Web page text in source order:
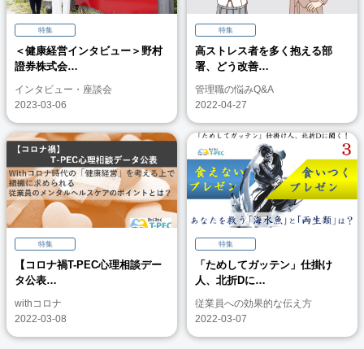
特集
＜健康経営インタビュー＞野村
證券株式会…
インタビュー・座談会
2023-03-06
特集
高ストレス者を多く抱える部
署、どう改善…
管理職の悩みQ&A
2022-04-27
特集
【コロナ禍T-PEC心理相談デー
タ公表…
withコロナ
2022-03-08
特集
「ためしてガッテン」仕掛け
人、北折Dに…
従業員への効果的な伝え方
2022-03-07